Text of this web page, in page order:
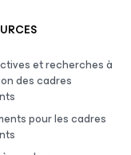
et recherches à
des cadres
pour les cadres